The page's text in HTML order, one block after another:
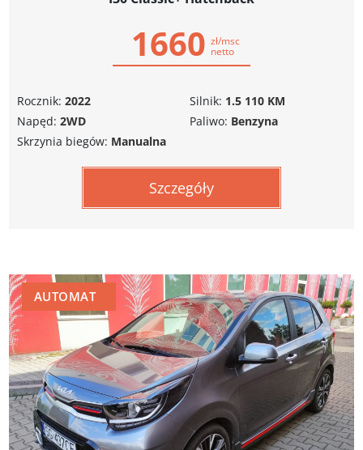
1660 zł/msc
netto
Rocznik: 2022
Napęd: 2WD
Silnik: 1.5 110 KM
Paliwo: Benzyna
Skrzynia biegów: Manualna
Szczegóły
AUTOMAT